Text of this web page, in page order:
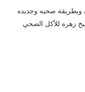
وبطريقة صحيه وجديده
زهره للأكل الصحي